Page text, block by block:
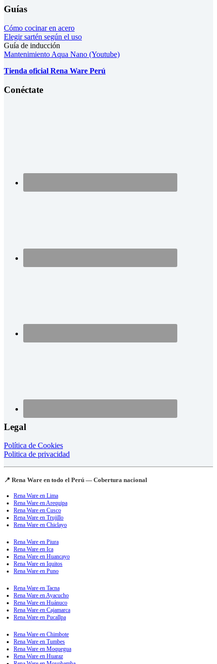
Guías
Cómo cocinar en acero
Elegir sartén según el uso
Guía de inducción
Mantenimiento Aqua Nano (Youtube)
Tienda oficial Rena Ware Perú
Conéctate
Legal
Política de Cookies
Politica de privacidad
📍 Rena Ware en todo el Perú — Cobertura nacional
Rena Ware en Lima
Rena Ware en Arequipa
Rena Ware en Cusco
Rena Ware en Trujillo
Rena Ware en Chiclayo
Rena Ware en Piura
Rena Ware en Ica
Rena Ware en Huancayo
Rena Ware en Iquitos
Rena Ware en Puno
Rena Ware en Tacna
Rena Ware en Ayacucho
Rena Ware en Huánuco
Rena Ware en Cajamarca
Rena Ware en Pucallpa
Rena Ware en Chimbote
Rena Ware en Tumbes
Rena Ware en Moquegua
Rena Ware en Huaraz